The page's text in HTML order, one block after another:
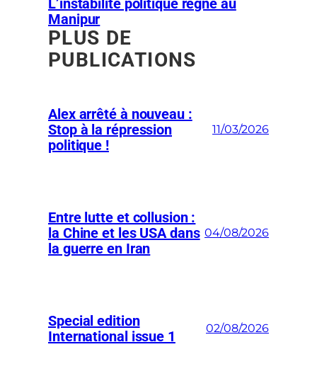
L’instabilité politique règne au
Manipur
PLUS DE
PUBLICATIONS
Alex arrêté à nouveau :
Stop à la répression
politique !
11/03/2026
Entre lutte et collusion :
la Chine et les USA dans
la guerre en Iran
04/08/2026
Special edition
International issue 1
02/08/2026